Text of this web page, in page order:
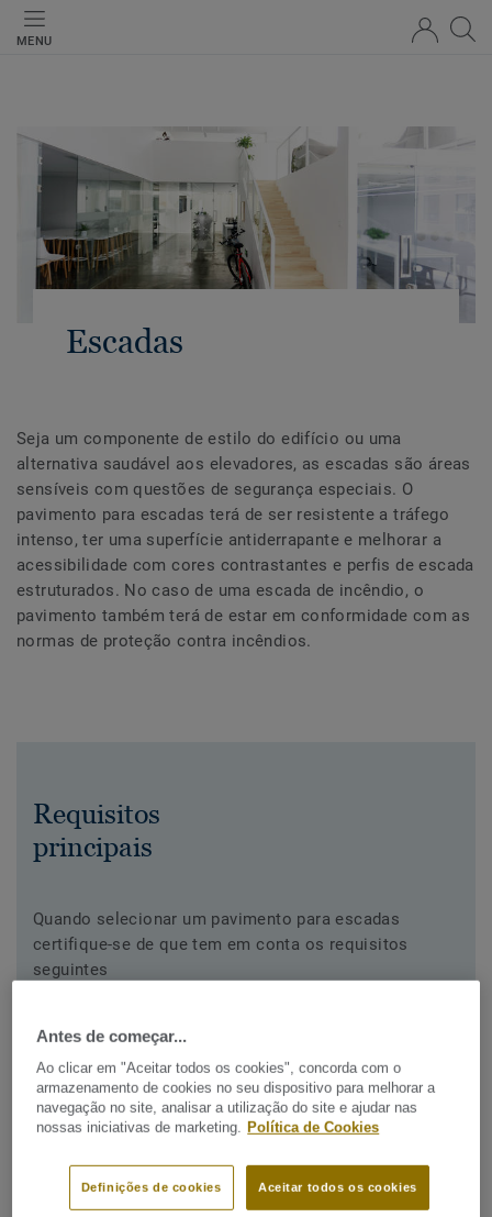
MENU
Escadas
Seja um componente de estilo do edifício ou uma
alternativa saudável aos elevadores, as escadas são áreas
sensíveis com questões de segurança especiais. O
pavimento para escadas terá de ser resistente a tráfego
intenso, ter uma superfície antiderrapante e melhorar a
acessibilidade com cores contrastantes e perfis de escada
estruturados. No caso de uma escada de incêndio, o
pavimento também terá de estar em conformidade com as
normas de proteção contra incêndios.
Requisitos
principais
Quando selecionar um pavimento para escadas
certifique-se de que tem em conta os requisitos
seguintes
Acessibilidade
Resistência ao fogo
Resistência ao tráfego intenso
Antes de começar...
Ao clicar em "Aceitar todos os cookies", concorda com o
armazenamento de cookies no seu dispositivo para melhorar a
navegação no site, analisar a utilização do site e ajudar nas
nossas iniciativas de marketing. Política de Cookies
Aceitar todos os cookies
Definições de cookies